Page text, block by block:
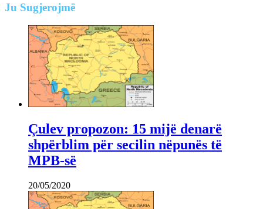
Ju Sugjerojmë
Çulev propozon: 15 mijë denarë
shpërblim për secilin nëpunës të
MPB-së
20/05/2020